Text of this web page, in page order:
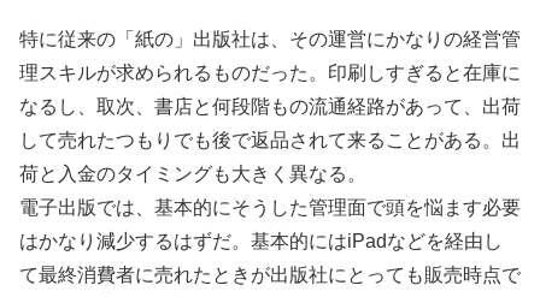
特に従来の「紙の」出版社は、その運営にかなりの経営管
理スキルが求められるものだった。印刷しすぎると在庫に
なるし、取次、書店と何段階もの流通経路があって、出荷
して売れたつもりでも後で返品されて来ることがある。出
荷と入金のタイミングも大きく異なる。
電子出版では、基本的にそうした管理面で頭を悩ます必要
はかなり減少するはずだ。基本的にはiPadなどを経由し
て最終消費者に売れたときが出版社にとっても販売時点で